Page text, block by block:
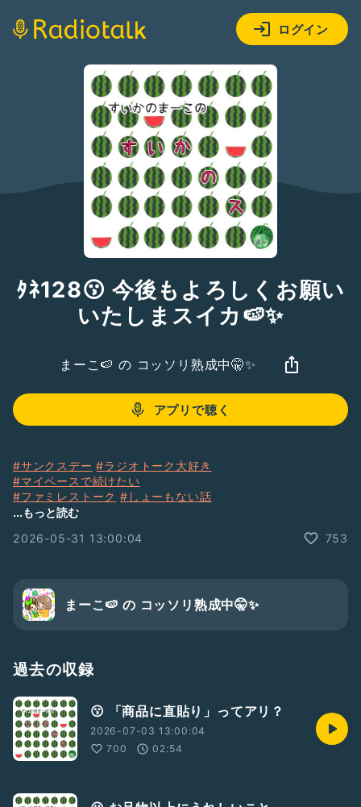
ログイン
ﾀﾈ128😗 今後もよろしくお願い
いたしまスイカ🍉✨
まーこ🍉 の コッソリ熟成中🤫✨
アプリで聴く
#サンクスデー #ラジオトーク大好き
#マイペースで続けたい
#ファミレストーク #しょーもない話
#すいかのス
...もっと読む
2026-05-31 13:00:04
753
まーこ🍉 の コッソリ熟成中🤫✨
過去の収録
😗 「商品に直貼り」ってアリ？
2026-07-03 13:00:04
700
02:54